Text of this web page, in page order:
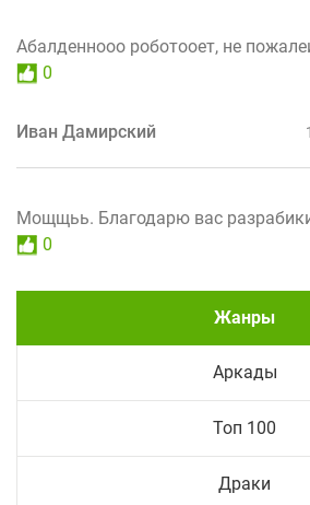
Абалденнооо роботооет, не
0
Иван Дамирский
Мощщьь. Благодарю вас
0
Жанры
Аркады
Топ 100
Драки